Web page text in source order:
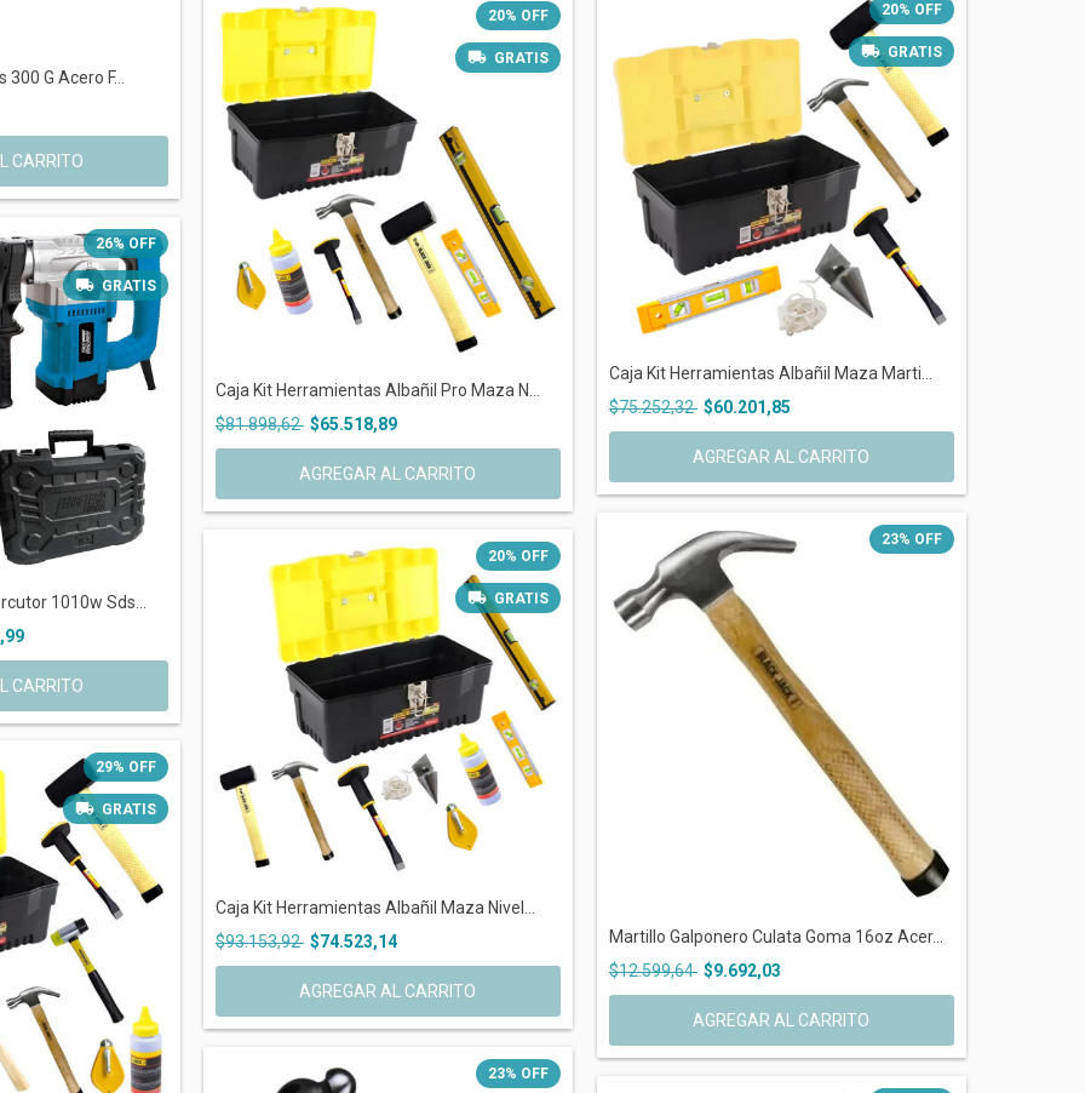
G Acero F...
26% OFF
GRATIS
1010w Sds...
20% OFF
GRATIS
Caja Kit Herramientas Albañil Pro Maza N...
$81.898,62 $65.518,89
AGREGAR AL CARRITO
20% OFF
GRATIS
Caja Kit Herramientas Albañil Maza Marti...
$75.252,32 $60.201,85
AGREGAR AL CARRITO
29% OFF
GRATIS
20% OFF
GRATIS
Caja Kit Herramientas Albañil Maza Nivel...
$93.153,92 $74.523,14
AGREGAR AL CARRITO
23% OFF
Martillo Galponero Culata Goma 16oz Acer...
$12.599,64 $9.692,03
23% OFF